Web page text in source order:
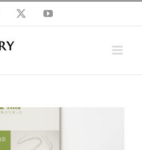
YouTube
No.165 特集「世